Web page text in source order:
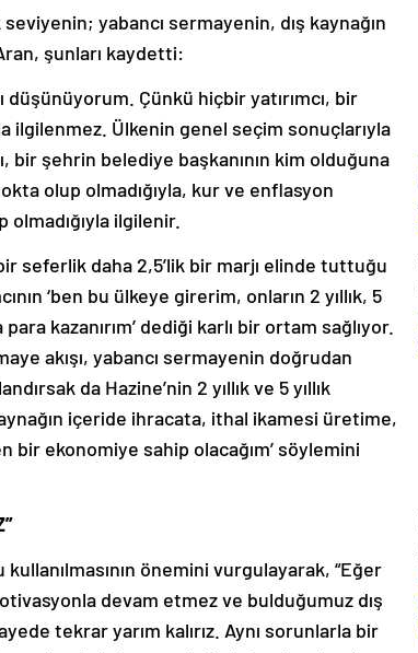
yabancı sermayenin, dış kaynağın
şunları kaydetti:
düşünüyorum. Çünkü hiçbir yatırımcı, bir
ilgilenmez. Ülkenin genel seçim sonuçlarıyla
bir şehrin belediye başkanının kim olduğuna
olup olmadığıyla, kur ve enflasyon
ilgilenir.
seferlik daha 2,5’lik bir marjı elinde tuttuğu
‘ben bu ülkeye girerim, onların 2 yıllık, 5
kazanırım’ dediği karlı bir ortam sağlıyor.
akışı, yabancı sermayenin doğrudan
da Hazine’nin 2 yıllık ve 5 yıllık
içeride ihracata, ithal ikamesi üretime,
bir ekonomiye sahip olacağım’ söylemini
önemini vurgulayarak, “Eğer
devam etmez ve bulduğumuz dış
tekrar yarım kalırız. Aynı sorunlarla bir